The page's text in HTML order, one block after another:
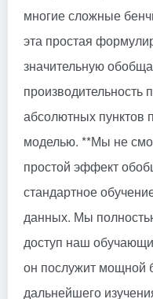
многие сложные
эта простая
значительную
производительность
абсолютных пунктов
моделью. **Мы не
простой эффект
стандартное
данных. Мы
доступ наш
он послужит мощной
дальнейшего